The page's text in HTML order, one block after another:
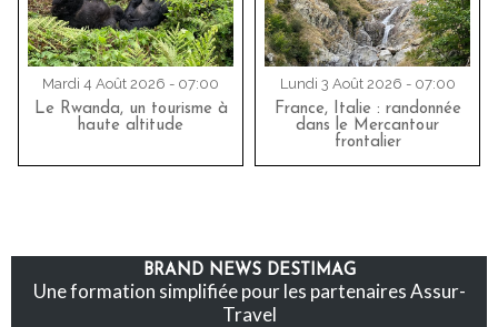
Mardi 4 Août 2026 - 07:00
Le Rwanda, un tourisme à
haute altitude
Lundi 3 Août 2026 - 07:00
France, Italie : randonnée
dans le Mercantour
frontalier
BRAND NEWS DESTIMAG
Une formation simplifiée pour les partenaires Assur-
Travel